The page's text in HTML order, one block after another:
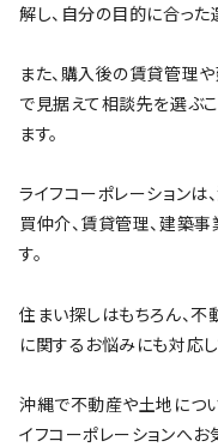
解し、自分の目的に合った
また、購入後の賃貸管理
で見据えて相談先を選ぶ
ます。
ライフコーポレーションは
買仲介、賃貸管理、建築
す。
住まい探しはもちろん、
に関するお悩みにも対応し
沖縄で不動産や土地につ
イフコーポレーションへお